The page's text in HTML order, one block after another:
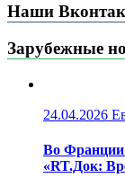
Наши
Зарубежные
24.04.2026
Во Франции
«RT.Док: